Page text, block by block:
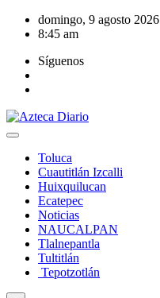
Saltar
domingo, 9 agosto 2026
8:45 am
Síguenos
Toluca
Cuautitlán Izcalli
Huixquilucan
Ecatepec
Noticias
NAUCALPAN
Tlalnepantla
Tultitlán
Tepotzotlán